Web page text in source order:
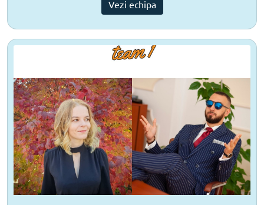
Vezi echipa